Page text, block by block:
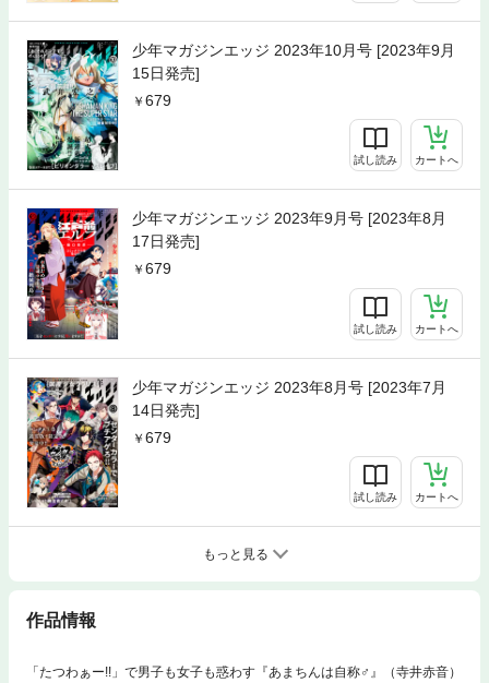
少年マガジンエッジ 2023年10月号 [2023年9月
15日発売]
679
試し読み カートへ
少年マガジンエッジ 2023年9月号 [2023年8月
17日発売]
679
試し読み カートへ
少年マガジンエッジ 2023年8月号 [2023年7月
14日発売]
679
試し読み カートへ
もっと見る
作品情報
「たつわぁー!!」で男子も女子も惑わす『あまちんは自称♂』（寺井赤音）